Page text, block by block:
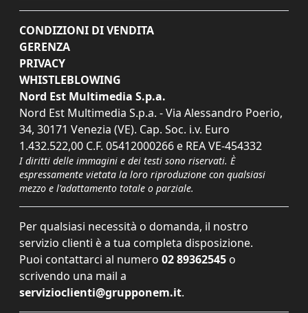
CONDIZIONI DI VENDITA
GERENZA
PRIVACY
WHISTLEBLOWING
Nord Est Multimedia S.p.a.
Nord Est Multimedia S.p.a. - Via Alessandro Poerio,
34, 30171 Venezia (VE). Cap. Soc. i.v. Euro
1.432.522,00 C.F. 05412000266 e REA VE-454332
I diritti delle immagini e dei testi sono riservati. È
espressamente vietata la loro riproduzione con qualsiasi
mezzo e l'adattamento totale o parziale.
Per qualsiasi necessità o domanda, il nostro
servizio clienti è a tua completa disposizione.
Puoi contattarci al numero 02 89362545 o
scrivendo una mail a
servizioclienti@grupponem.it.